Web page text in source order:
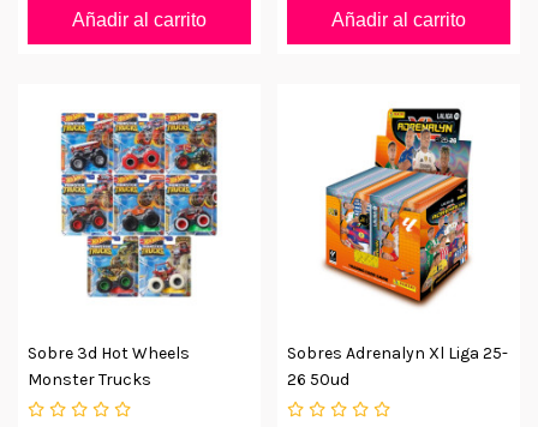
Añadir al carrito Añadir al carrito
Sobre 3d Hot Wheels
Monster Trucks
Sobres Adrenalyn Xl Liga 25-
26 50ud